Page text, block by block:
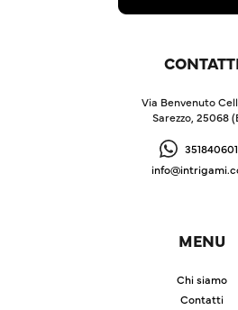
Via Benvenuto
Sarezzo, 25068
MENU
Chi siamo
Contatti